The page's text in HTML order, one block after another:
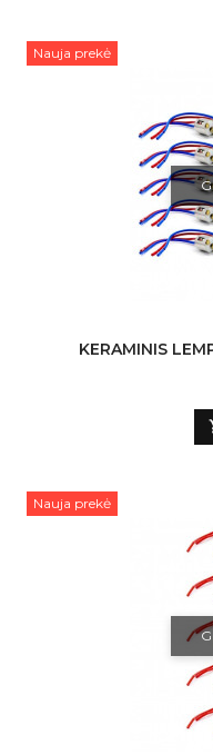
Nauja prekė
KERAMINIS
Nauja prekė